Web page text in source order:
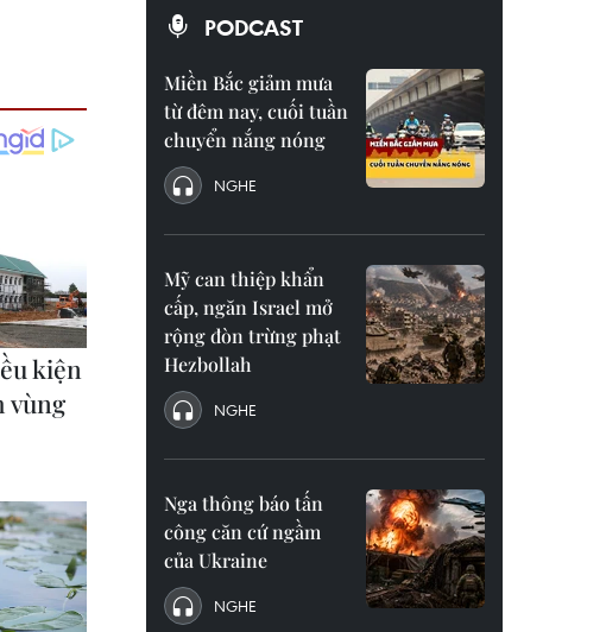
PODCAST
Miền Bắc giảm mưa
từ đêm nay, cuối tuần
chuyển nắng nóng
NGHE
Mỹ can thiệp khẩn
cấp, ngăn Israel mở
rộng đòn trừng phạt
Hezbollah
NGHE
Nga thông báo tấn
công căn cứ ngầm
của Ukraine
NGHE